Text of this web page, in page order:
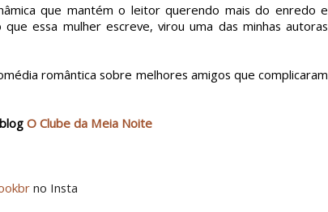
que mantém o leitor querendo mais do enredo e
essa mulher escreve, virou uma das minhas autoras
romântica sobre melhores amigos que complicaram
blogO Clube da Meia Noite
no Insta